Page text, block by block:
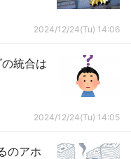
2024/12/24(Tu) 14:06
統合は
2024/12/24(Tu) 14:05
のアホ